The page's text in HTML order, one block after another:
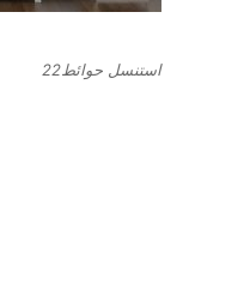
استنسل حوائط22